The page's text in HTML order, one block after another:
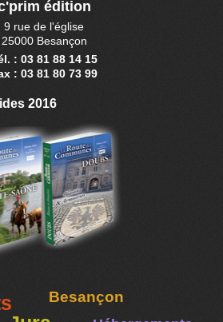
édition
9 rue de l'église
25000 Besançon
: 03 81 88 14 15
: 03 81 80 73 99
2016
Besançon